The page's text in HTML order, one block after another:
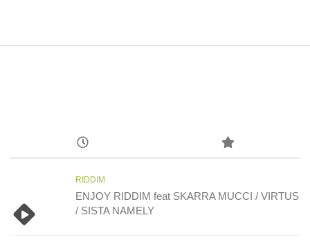
RIDDIM
ENJOY RIDDIM feat SKARRA MUCCI / VIRTUS
/ SISTA NAMELY